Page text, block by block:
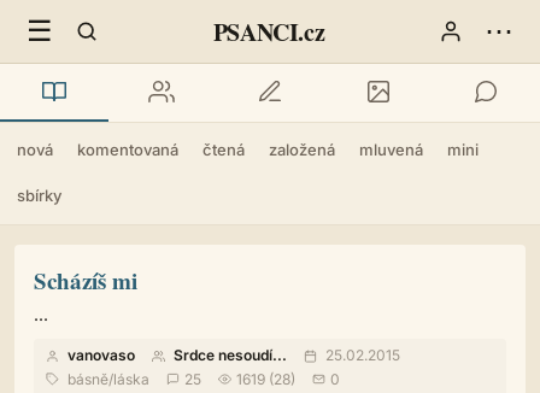
☰ PSANCI.cz ⋯
nová komentovaná čtená založená mluvená mini
sbírky
Scházíš mi
...
vanovaso Srdce nesoudí...
25.02.2015
básně/láska 25 1619 (28) 0